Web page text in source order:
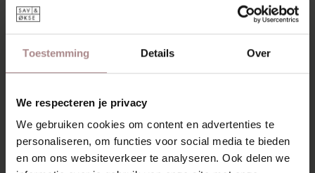
Toestemming Details Over
We respecteren je privacy
We gebruiken cookies om content en advertenties te
personaliseren, om functies voor social media te bieden
en om ons websiteverkeer te analyseren. Ook delen we
TOEVOEGEN AAN WINKELWAGEN
Aan verlanglijst toevoegen
Levertijd: 6-8 weken
OMSCHRIJVING